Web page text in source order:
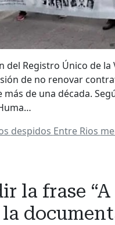
del Registro Único de
de no renovar
más de una década.
despidos Entre Rios
la frase
la